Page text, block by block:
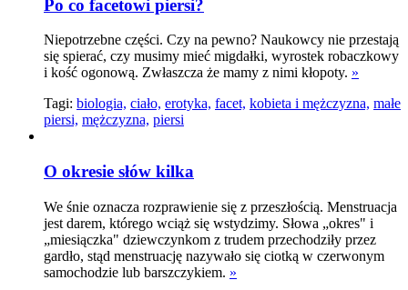
Po co facetowi piersi?
Niepotrzebne części. Czy na pewno? Naukowcy nie przestają
się spierać, czy musimy mieć migdałki, wyrostek robaczkowy
i kość ogonową. Zwłaszcza że mamy z nimi kłopoty. »
Tagi: biologia, ciało, erotyka, facet, kobieta i mężczyzna, małe
piersi, mężczyzna, piersi
O okresie słów kilka
We śnie oznacza rozprawienie się z przeszłością. Menstruacja
jest darem, którego wciąż się wstydzimy. Słowa „okres" i
„miesiączka" dziewczynkom z trudem przechodziły przez
gardło, stąd menstruację nazywało się ciotką w czerwonym
samochodzie lub barszczykiem. »